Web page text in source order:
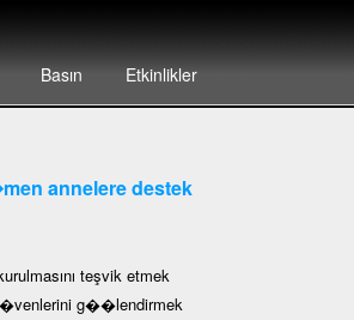
Basın Etkinlikler
annelere destek
teşvik etmek
g��lendirmek